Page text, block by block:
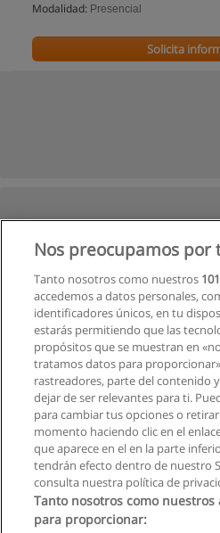
Modalidad: Presencial
Solicita
Ver cursos históricos
Nos preocupamos por
Tanto nosotros como nuestros
accedemos a datos personales,
identificadores únicos, en tu
estarás permitiendo que las
propósitos que se muestran en
tratamos datos para
rastreadores, parte del contenido
dejar de ser relevantes para ti.
para cambiar tus opciones o
momento haciendo clic en el
que aparece en el en la parte
tendrán efecto dentro de nuestro
consulta nuestra política de
Tanto nosotros como
para proporcionar: